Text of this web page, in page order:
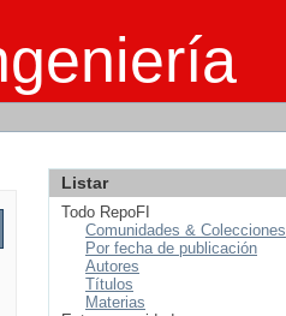
Listar
Todo RepoFI
Comunidades & Colecciones
Por fecha de publicación
Autores
Títulos
Materias